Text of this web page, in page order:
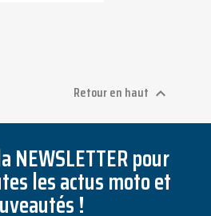
Retour en haut 
NEWSLETTER pour
les actus moto et
!